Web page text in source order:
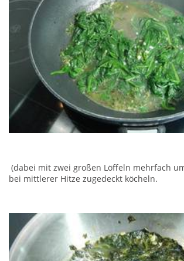
(dabei mit zwei großen Löffeln mehrfach
bei mittlerer Hitze zugedeckt köcheln.